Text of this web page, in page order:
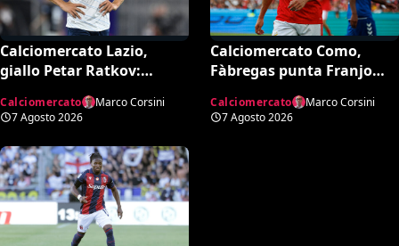
Calciomercato Lazio,
giallo Petar Ratkov:
Mosca e la smentita
dell’agente
Calciomercato
Marco Corsini
7 Agosto 2026
Calciomercato Como,
Fàbregas punta Franjo
punto sulla trattativa
Calciomercato
Marco Corsini
7 Agosto 2026